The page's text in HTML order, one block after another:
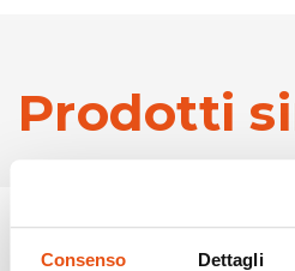
Consenso Dettagli
Prodotti